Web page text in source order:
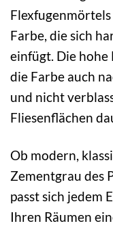
Farbe, die sich
einfügt. Die hohe
die Farbe auch
und nicht
Fliesenflächen
Ob modern,
Zementgrau des
passt sich jedem
Ihren Räumen